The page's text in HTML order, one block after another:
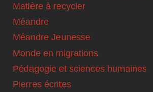
Matière à recycler
Méandre
Méandre Jeunesse
Monde en migrations
Pédagogie et sciences humaines
Pierres écrites